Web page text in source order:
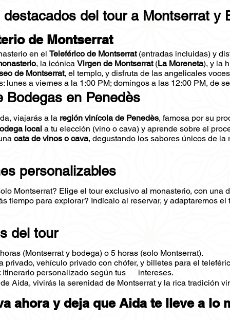
destacados del tour a Montserrat y
de Montserrat
en el Teleférico de Montserrat(entradas incluidas) y
, la icónica Virgen de Montserrat(La Moreneta), y la
de Montserrat, el templo, y disfruta de las angelicales
lunes a viernes a la 1:00 PM; domingos a las 12:00 PM, de
Bodegas en Penedès
viajarás a la región vinícola de Penedès, famosa por su
local a tu elección (vino o cava) y aprende sobre el
cata de vinos o cava, degustando los sabores únicos de la
personalizables
Montserrat? Elige el tour exclusivo al monasterio, con una
tiempo para explorar? Indícalo al reservar, y adaptaremos el
del tour
(Montserrat y bodega) o 5 horas (solo Montserrat).
privado, vehículo privado con chófer, y billetes para el
Itinerario personalizado según tus intereses.
Aida, vivirás la serenidad de Montserrat y la rica tradición
ahora y deja que Aida te lleve a lo